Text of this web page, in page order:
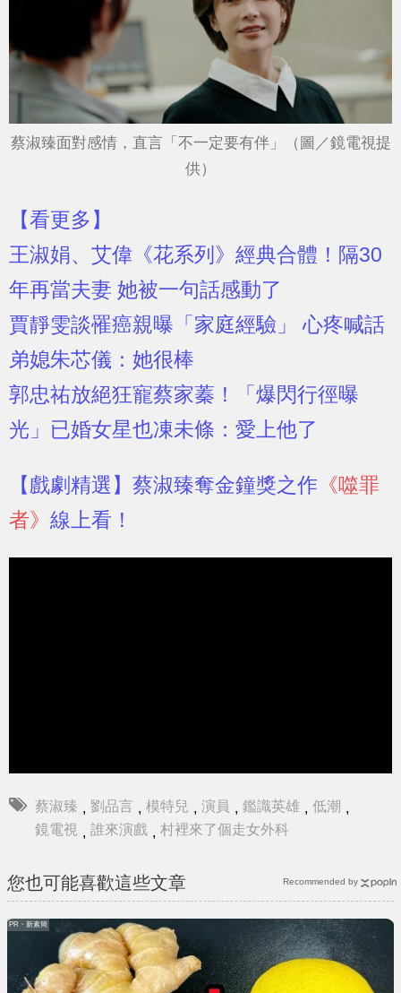
蔡淑臻面對感情，直言「不一定要有伴」（圖／鏡電視提
供）
【看更多】
王淑娟、艾偉《花系列》經典合體！隔30
年再當夫妻 她被一句話感動了
賈靜雯談罹癌親曝「家庭經驗」 心疼喊話
弟媳朱芯儀：她很棒
郭忠祐放絕狂寵蔡家蓁！「爆閃行徑曝
光」已婚女星也凍未條：愛上他了
【戲劇精選】 蔡淑臻奪金鐘獎之作《噬罪
者》 線上看！
蔡淑臻 , 劉品言 , 模特兒 , 演員 , 鑑識英雄 , 低潮 ,
鏡電視 , 誰來演戲 , 村裡來了個走女外科
您也可能喜歡這些文章
PR・新素簡
Recommended by